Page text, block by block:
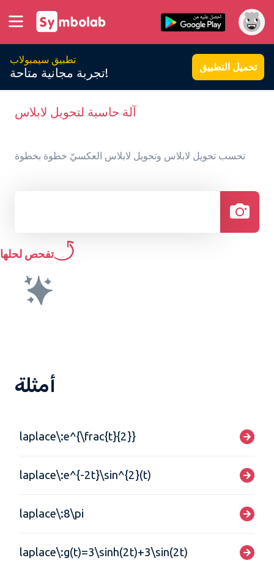
تطبيق سيمبولاب
تجربة مجانية متاحة! تحميل التطبيق
آلة حاسبة لتحويل لابلاس
تحسب تحويل لابلاس وتحويل لابلاس العكسيّ خطوة بخطوة
تفحص لحلها
أمثلة
laplace\:e^{\frac{t}{2}}
laplace\:e^{-2t}\sin^{2}(t)
laplace\:8\pi
laplace\:g(t)=3\sinh(2t)+3\sin(2t)